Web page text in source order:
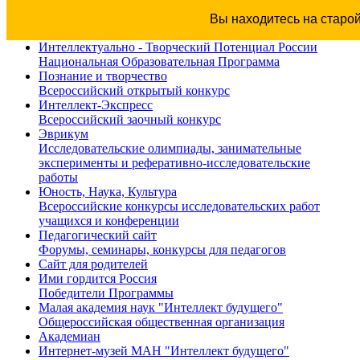
Вы находитесь на
Интеллектуально - Творческий Потенциал России
Национальная Образовательная Программа
Познание и творчество
Всероссийский открытый конкурс
Интеллект-Экспресс
Всероссийский заочный конкурс
Эврикум
Исследовательские олимпиады, занимательные
эксперименты и реферативно-исследовательские
работы
Юность, Наука, Культура
Всероссийские конкурсы исследовательских работ
учащихся и конференции
Педагогический сайт
Форумы, семинары, конкурсы для педагогов
Сайт для родителей
Ими гордится Россия
Победители Программы
Малая академия наук "Интеллект будущего"
Общероссийская общественная организация
Академиан
Интернет-музей МАН "Интеллект будущего"